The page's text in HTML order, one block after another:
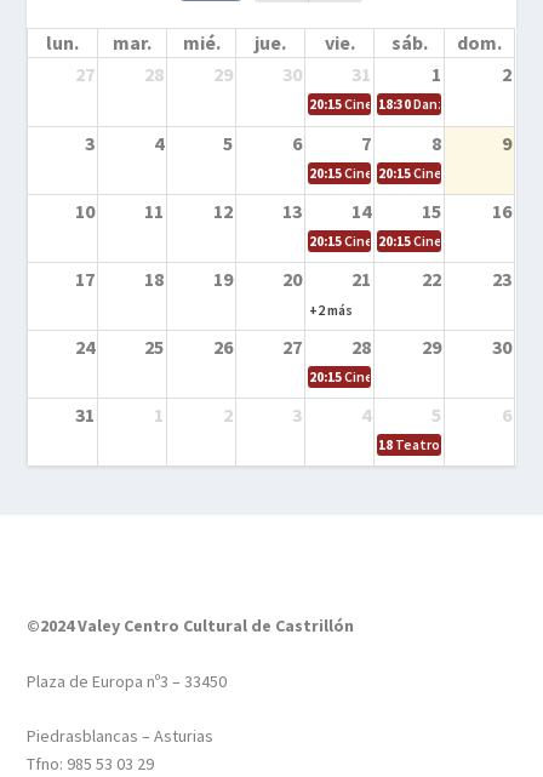
lun. mar. mié. jue. vie. sáb.
dom.
27
28 29 30 31 1 2
20:15Cine en la calle – Cómo
18:30Danza – Cita en el
3 4 5 6 7 8 9
20:15Cine en la calle – El niño y la
20:15Cine en la calle –
10 11 12 13 14 15 16
20:15Cine en la calle – Tortugas
20:15Cine en la calle –
17 18 19 20 21 22 23
+2 más
24 25 26 27 28 29 30
20:15Cine en el calle – Tintín y el
31 1 2 3 4 5 6
18 Teatro – Tres
©2024 Valey Centro Cultural de Castrillón
Plaza de Europa nº3 – 33450
Piedrasblancas – Asturias
Tfno: 985 53 03 29